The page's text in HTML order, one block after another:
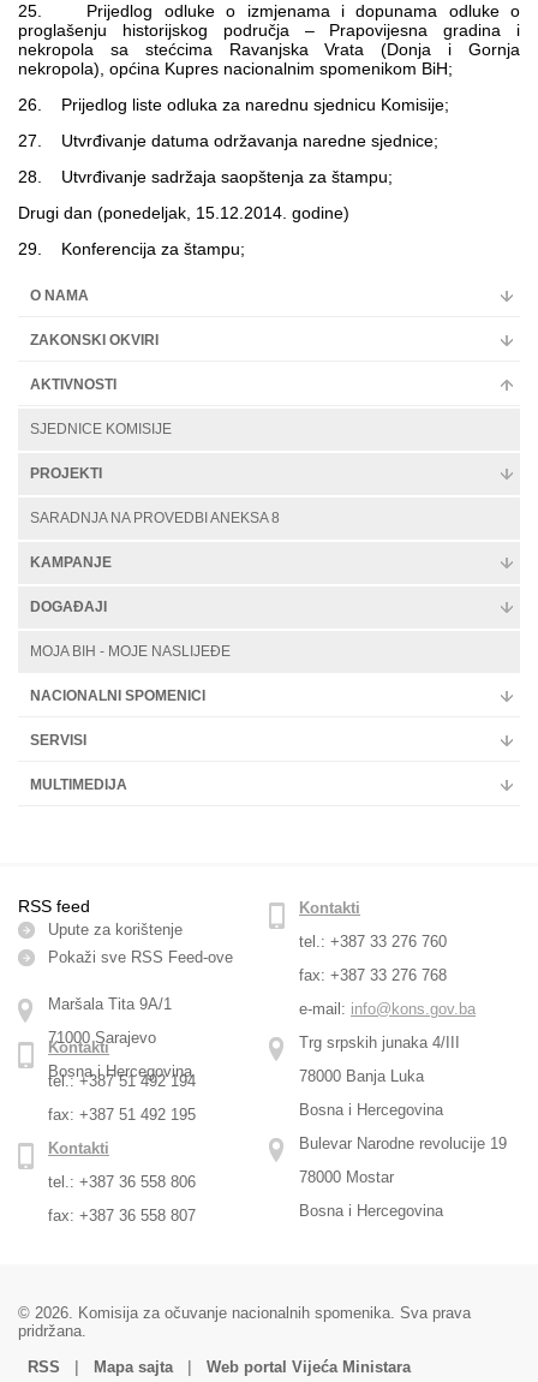
25. Prijedlog odluke o izmjenama i dopunama odluke o
proglašenju historijskog područja – Prapovijesna gradina i
nekropola sa stećcima Ravanjska Vrata (Donja i Gornja
nekropola), općina Kupres nacionalnim spomenikom BiH;
26. Prijedlog liste odluka za narednu sjednicu Komisije;
27. Utvrđivanje datuma održavanja naredne sjednice;
28. Utvrđivanje sadržaja saopštenja za štampu;
Drugi dan (ponedeljak, 15.12.2014. godine)
29. Konferencija za štampu;
O NAMA
ZAKONSKI OKVIRI
AKTIVNOSTI
SJEDNICE KOMISIJE
PROJEKTI
SARADNJA NA PROVEDBI ANEKSA 8
KAMPANJE
DOGAĐAJI
MOJA BIH - MOJE NASLIJEĐE
NACIONALNI SPOMENICI
SERVISI
MULTIMEDIJA
RSS feed
Upute za korištenje
Pokaži sve RSS Feed-оve
Maršala Tita 9A/1
71000 Sarajevo
Bosna i Hercegovina
Kontakti
tel.: +387 33 276 760
fax: +387 33 276 768
e-mail: info@kons.gov.ba
Trg srpskih junaka 4/III
78000 Banja Luka
Bosna i Hercegovina
Kontakti
tel.: +387 51 492 194
fax: +387 51 492 195
Bulevar Narodne revolucije 19
78000 Mostar
Bosna i Hercegovina
Kontakti
tel.: +387 36 558 806
fax: +387 36 558 807
© 2026. Komisija za očuvanje nacionalnih spomenika. Sva prava
pridržana.
RSS
| Mapa sajta | Web portal Vijeća Ministara